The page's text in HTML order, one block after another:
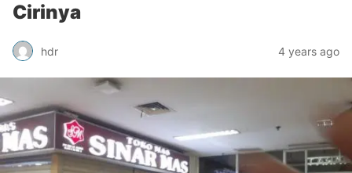
Cirinya
hdr 4 years ago